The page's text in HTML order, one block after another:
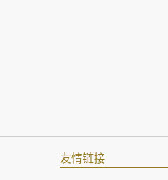
友情链接